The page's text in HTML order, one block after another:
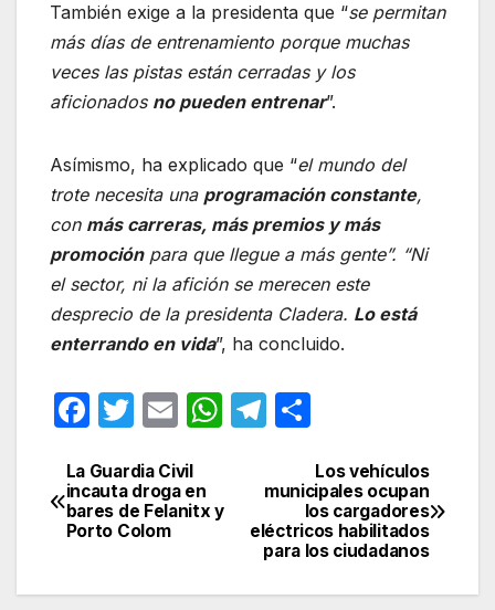
También exige a la presidenta que “se permitan
más días de entrenamiento porque muchas
veces las pistas están cerradas y los
aficionados no pueden entrenar”.
Asímismo, ha explicado que “el mundo del
trote necesita una programación constante,
con más carreras, más premios y más
promociónpara que llegue a más gente”. “Ni
el sector, ni la afición se merecen este
desprecio de la presidenta Cladera. Lo está
enterrando en vida”, ha concluido.
F
c
e
b
o
T
itt
er
E
ail
W
s
p
T
e
gr
a
m
m
p
ar
tir
Navegación
de
Los vehículos
municipales ocupan
los cargadores
eléctricos habilitados
para los ciudadanos
La Guardia Civil
incauta droga en
bares de Felanitx y
Porto Colom